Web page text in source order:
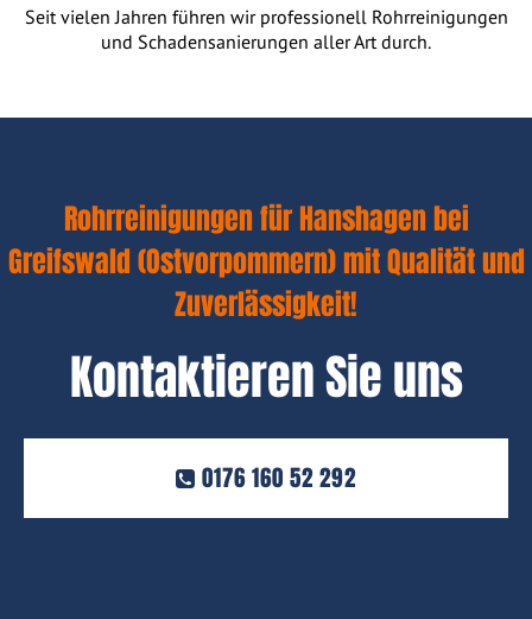
Seit vielen Jahren führen wir professionell Rohrreinigungen
und Schadensanierungen aller Art durch.
Rohrreinigungen für Hanshagen bei
Greifswald (Ostvorpommern) mit Qualität und
Zuverlässigkeit!
Kontaktieren Sie uns
0176 160 52 292